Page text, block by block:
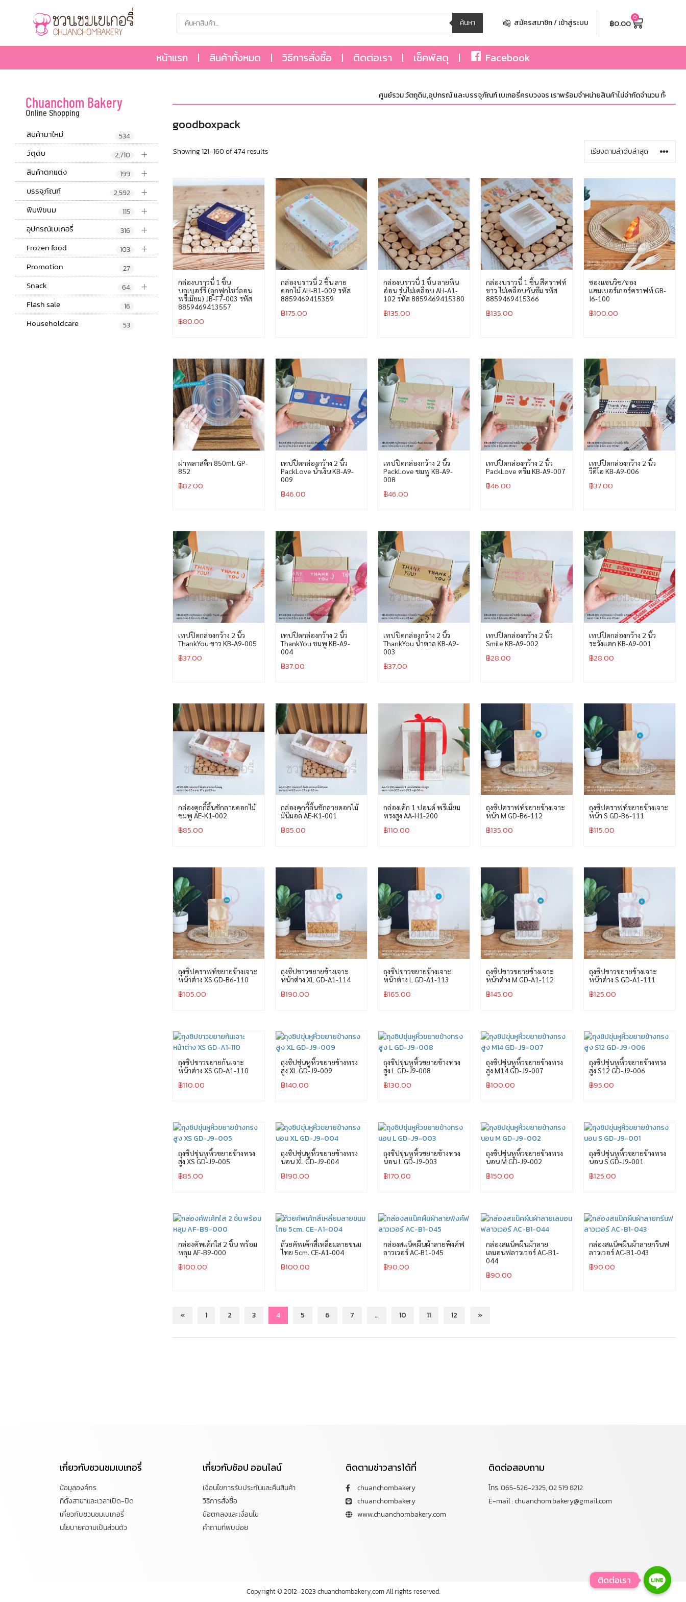
ค้นหา สมัครสมาชิก / เข้าสู่ระบบ ฿0.00 0
หน้าแรก สินค้าทั้งหมด วิธีการสั่งซื้อ ติดต่อเรา เช็คพัสดุ Facebook
Chuanchom Bakery
Online Shopping
สินค้ามาใหม่ 534
+
วัตุดิบ 2,710
+
สินค้าตกแต่ง 199
+
บรรจุภัณฑ์ 2,592
+
พิมพ์ขนม 115
+
อุปกรณ์เบเกอรี่ 316
+
Frozen food 103
Promotion 27
+
Snack 64
Flash sale 16
Householdcare 53
ศูนย์รวม วัตถุดิบ,อุปกรณ์ และบรรจุภัณฑ์ เบเกอรี่ครบวงจร เราพร้อมจำหน่ายสินค้าไม่จำกัดจำนวน ทั้งปลีกและส่ง มีสิ
goodboxpack
Showing 121–160 of 474 results
กล่องบราวนี่ 1 ชิ้น
บลูเบอร์รี่ (ลูกฟูกโชว์ลอน
พรีเมี่ยม) JB-F7-003 รหัส
8859469413557
฿80.00
กล่องบราวนี่ 2 ชิ้น ลาย
ดอกไม้ AH-B1-009 รหัส
8859469415359
฿175.00
กล่องบราวนี่ 1 ชิ้น ลายหิน
อ่อน รุ่นไม่เคลือบ AH-A1-
102 รหัส 8859469415380
฿135.00
กล่องบราวนี่ 1 ชิ้น สีคราฟท์
ขาว ไม่เคลือบกันซึม รหัส
8859469415366
฿135.00
ซองแซนวิช/ซอง
แฮมเบอร์เกอร์คราฟท์ GB-
I6-100
฿100.00
ฝาพลาสติก 850ml. GP-
852
฿82.00
เทปปิดกล่องกว้าง 2 นิ้ว
PackLove น้ำเงิน KB-A9-
009
฿46.00
เทปปิดกล่องกว้าง 2 นิ้ว
PackLove ชมพู KB-A9-
008
฿46.00
เทปปิดกล่องกว้าง 2 นิ้ว
PackLove ครีม KB-A9-007
฿46.00
เทปปิดกล่องกว้าง 2 นิ้ว
วีดีโอ KB-A9-006
฿37.00
เทปปิดกล่องกว้าง 2 นิ้ว
ThankYou ขาว KB-A9-005
฿37.00
เทปปิดกล่องกว้าง 2 นิ้ว
ThankYou ชมพู KB-A9-
004
฿37.00
เทปปิดกล่องกว้าง 2 นิ้ว
ThankYou น้ำตาล KB-A9-
003
฿37.00
เทปปิดกล่องกว้าง 2 นิ้ว
Smile KB-A9-002
฿28.00
เทปปิดกล่องกว้าง 2 นิ้ว
ระวังแตก KB-A9-001
฿28.00
กล่องคุกกี้ลิ้นชักลายดอกไม้
ชมพู AE-K1-002
฿85.00
กล่องคุกกี้ลิ้นชักลายดอกไม้
มินิมอล AE-K1-001
฿85.00
กล่องเค้ก 1 ปอนด์ พรีเมี่ยม
ทรงสูง AA-H1-200
฿110.00
ถุงซิปคราฟท์ขยายข้างเจาะ
หน้า M GD-B6-112
฿135.00
ถุงซิปคราฟท์ขยายข้างเจาะ
หน้า S GD-B6-111
฿115.00
ถุงซิปคราฟท์ขยายข้างเจาะ
หน้าต่าง XS GD-B6-110
฿105.00
ถุงซิปขาวขยายข้างเจาะ
หน้าต่าง XL GD-A1-114
฿190.00
ถุงซิปขาวขยายข้างเจาะ
หน้าต่าง L GD-A1-113
฿165.00
ถุงซิปขาวขยายข้างเจาะ
หน้าต่าง M GD-A1-112
฿145.00
ถุงซิปขาวขยายข้างเจาะ
หน้าต่าง S GD-A1-111
฿125.00
ถุงซิปขาวขยายก้นเจาะ
หน้าต่าง XS GD-A1-110
฿110.00
ถุงซิปขุ่นหูหิ้วขยายข้างทรง
สูง XL GD-J9-009
฿140.00
ถุงซิปขุ่นหูหิ้วขยายข้างทรง
สูง L GD-J9-008
฿130.00
ถุงซิปขุ่นหูหิ้วขยายข้างทรง
สูง M14 GD-J9-007
฿100.00
ถุงซิปขุ่นหูหิ้วขยายข้างทรง
สูง S12 GD-J9-006
฿95.00
ถุงซิปขุ่นหูหิ้วขยายข้างทรง
สูง XS GD-J9-005
฿85.00
ถุงซิปขุ่นหูหิ้วขยายข้างทรง
นอน XL GD-J9-004
฿190.00
ถุงซิปขุ่นหูหิ้วขยายข้างทรง
นอน L GD-J9-003
฿170.00
ถุงซิปขุ่นหูหิ้วขยายข้างทรง
นอน M GD-J9-002
฿150.00
ถุงซิปขุ่นหูหิ้วขยายข้างทรง
นอน S GD-J9-001
฿125.00
กล่องคัพเค้กใส 2 ชิ้น พร้อม
หลุม AF-B9-000
฿100.00
ถ้วยคัพเค้กสี่เหลี่ยมลายขนม
ไทย 5cm. CE-A1-004
฿100.00
กล่องสแน็คผืนผ้าลายพิงค์ฟ
ลาวเวอร์ AC-B1-045
฿90.00
กล่องสแน็คผืนผ้าลาย
เลมอนฟลาวเวอร์ AC-B1-
044
฿90.00
กล่องสแน็คผืนผ้าลายกรีนฟ
ลาวเวอร์ AC-B1-043
฿90.00
« 1 2 3 4 5 6 7 … 10 11 12 »
เกี่ยวกับชวนชมเบเกอรี่
ข้อมูลองค์กร
ที่ตั้งสาขาและเวลาเปิด-ปิด
เกี่ยวกับชวนชมเบเกอรี่
นโยบายความเป็นส่วนตัว
เกี่ยวกับช้อป ออนไลน์
เงื่อนไขการรับประกันและคืนสินค้า
วิธีการสั่งซื้อ
ข้อตกลงและเงื่อนไข
คำถามที่พบบ่อย
ติดตามข่าวสารได้ที่
chuanchombakery
chuanchombakery
www.chuanchombakery.com
ติดต่อสอบถาม
โทร. 065-526-2325, 02 519 8212
E-mail : chuanchom.bakery@gmail.com
Copyright © 2012–2023 chuanchombakery.com All rights reserved.
ติดต่อเรา
ติดต่อเรา